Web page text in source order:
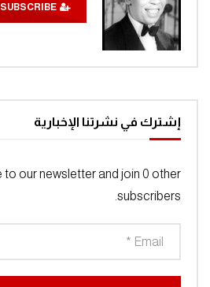
إشترك في نشرتنا الإخبارية
to our newsletter and join 0 other
subscribers.